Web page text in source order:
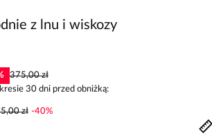
z lnu i wiskozy
375,00 zł
30 dni przed obniżką:
zł -40%